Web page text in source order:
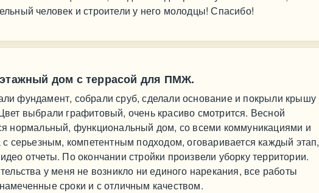
человек и строители у него молодцы! Спасибо!
дом с террасой для ПМЖ.
фундамент, собрали сруб, сделали основание и покрыли крышу
выбрали графитовый, очень красиво смотрится. Весной
нормальный, функциональный дом, со всеми коммуникациями и
с серьезным, компетентным подходом, оговаривается каждый этап,
отчеты. По окончании стройки произвели уборку территории.
у меня не возникло ни единого нарекания, все работы
сроки и с отличным качеством.